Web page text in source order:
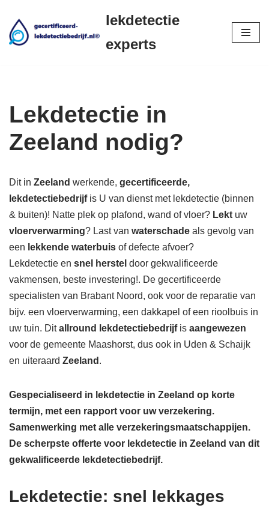
Ga
lekdetectie
experts
Lekdetectie in
Zeeland nodig?
Dit in Zeeland werkende, gecertificeerde,
lekdetectiebedrijf is U van dienst met lekdetectie (binnen
& buiten)! Natte plek op plafond, wand of vloer? Lekt uw
vloerverwarming? Last van waterschade als gevolg van
een lekkende waterbuis of defecte afvoer?
Lekdetectie en snel herstel door gekwalificeerde
vakmensen, beste investering!. De gecertificeerde
specialisten van Brabant Noord, ook voor de reparatie van
bijv. een vloerverwarming, een dakkapel of een rioolbuis in
uw tuin. Ditallround lekdetectiebedrijfis aangewezen
voor de gemeente Maashorst, dus ook in Uden & Schaijk
en uiteraard Zeeland .
Gespecialiseerd in lekdetectie in Zeeland op korte
termijn, met een rapport voor uw verzekering.
Samenwerking met alle verzekeringsmaatschappijen.
De scherpste offerte voor lekdetectie in Zeeland van dit
gekwalificeerde lekdetectiebedrijf.
Lekdetectie: snel lekkages